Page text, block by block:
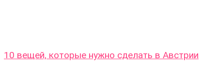
10 вещей, которые нужно сделать в Австрии